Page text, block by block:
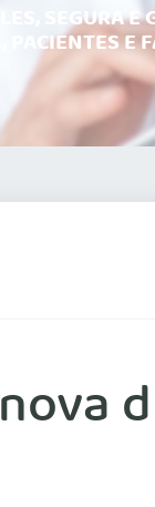
SEGURA E
PACIENTES E